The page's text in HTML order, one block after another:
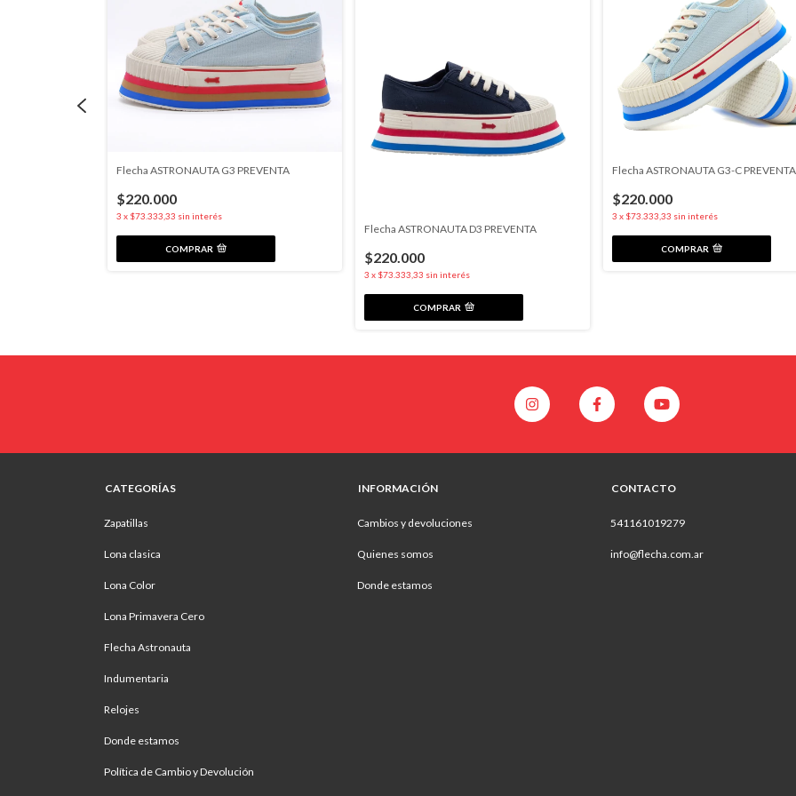
Flecha ASTRONAUTA G3 PREVENTA
$220.000
3 x $73.333,33 sin interés
COMPRAR
Flecha ASTRONAUTA D3 PREVENTA
$220.000
3 x $73.333,33 sin interés
COMPRAR
Flecha ASTRONAUTA G3-C PREVENTA
$220.000
3 x $73.333,33 sin interés
COMPRAR
CATEGORÍAS
Zapatillas
Lona clasica
Lona Color
Lona Primavera Cero
Flecha Astronauta
Indumentaria
Relojes
Donde estamos
Política de Cambio y Devolución
INFORMACIÓN
Cambios y devoluciones
Quienes somos
Donde estamos
CONTACTO
541161019279
info@flecha.com.ar